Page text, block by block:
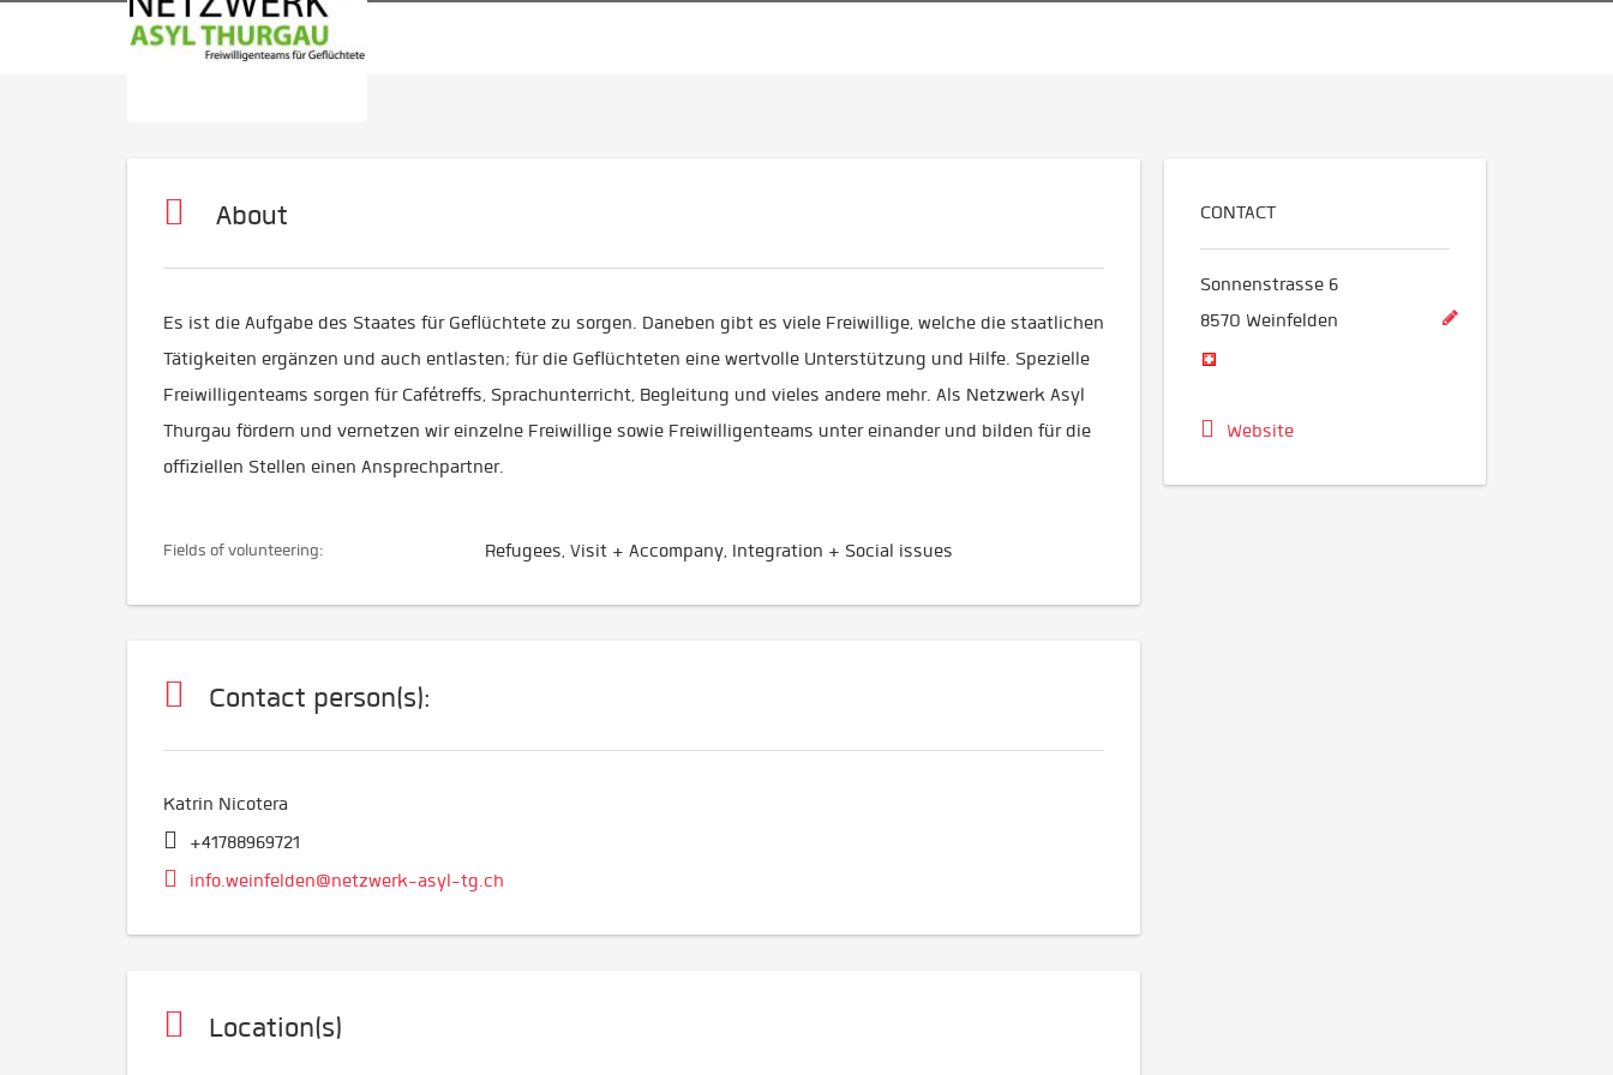
About
Es ist die Aufgabe des Staates für Geflüchtete zu sorgen. Daneben gibt es viele Freiwillige, welche die staatlichen
Tätigkeiten ergänzen und auch entlasten; für die Geflüchteten eine wertvolle Unterstützung und Hilfe. Spezielle
Freiwilligenteams sorgen für Cafétreffs, Sprachunterricht, Begleitung und vieles andere mehr. Als Netzwerk Asyl
Thurgau fördern und vernetzen wir einzelne Freiwillige sowie Freiwilligenteams unter einander und bilden für die
offiziellen Stellen einen Ansprechpartner.
Fields of volunteering: Refugees, Visit + Accompany, Integration + Social issues
Contact person(s):
Katrin Nicotera
+41788969721
info.weinfelden@netzwerk-asyl-tg.ch
Location(s)
CONTACT
Sonnenstrasse 6
8570 Weinfelden
Website